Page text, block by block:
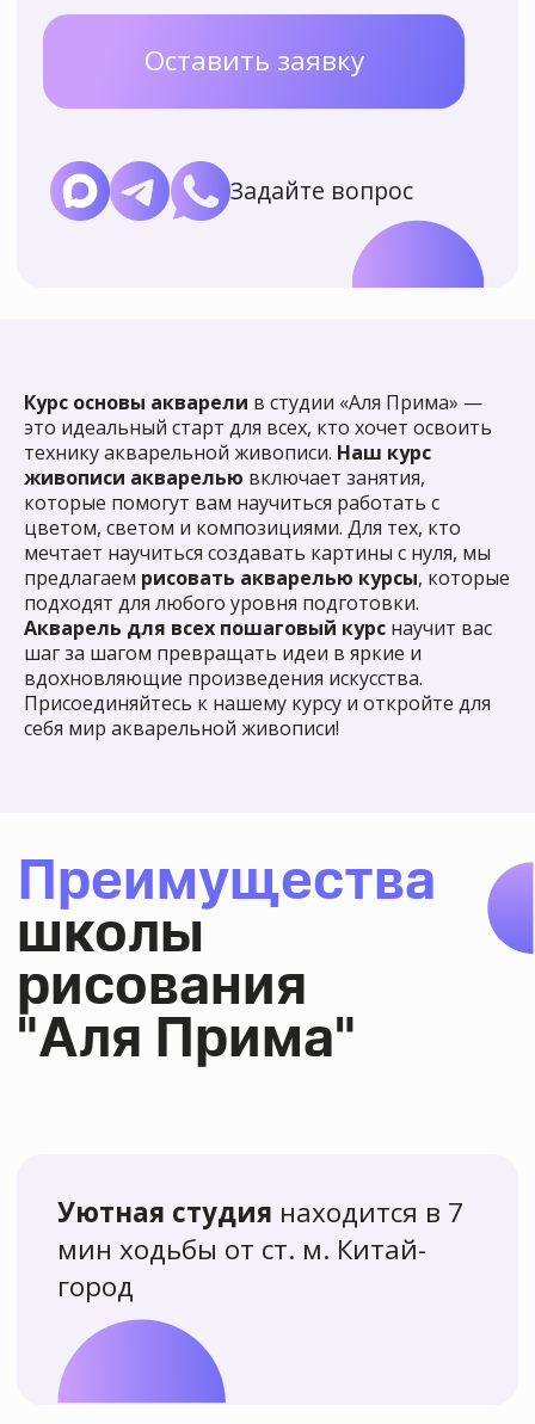
Курс основы акварели в студии «Аля Прима» —
это идеальный старт для всех, кто хочет освоить
технику акварельной живописи. Наш курс
живописи акварелью включает занятия,
которые помогут вам научиться работать с
цветом, светом и композициями. Для тех, кто
мечтает научиться создавать картины с нуля, мы
предлагаем рисовать акварелью курсы, которые
подходят для любого уровня подготовки.
Акварель для всех пошаговый курс научит вас
шаг за шагом превращать идеи в яркие и
вдохновляющие произведения искусства.
Присоединяйтесь к нашему курсу и откройте для
себя мир акварельной живописи!
Пробное занятие
по рисованию
с нуля